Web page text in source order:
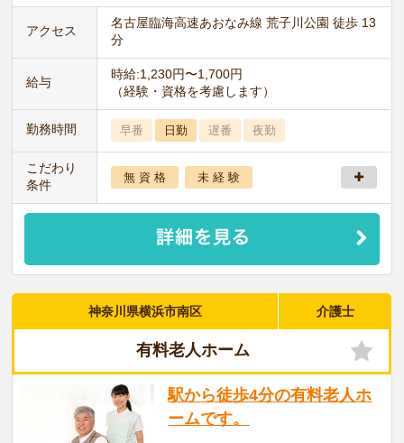
アクセス
名古屋臨海高速あおなみ線 荒子川公園 徒歩 13
分
給与
時給:1,230円〜1,700円
（経験・資格を考慮します）
勤務時間 早番 日勤 遅番 夜勤
こだわり
条件
無 資 格 未 経 験
神奈川県横浜市南区 介護士
有料老人ホーム
駅から徒歩4分の有料老人ホ
ームです。